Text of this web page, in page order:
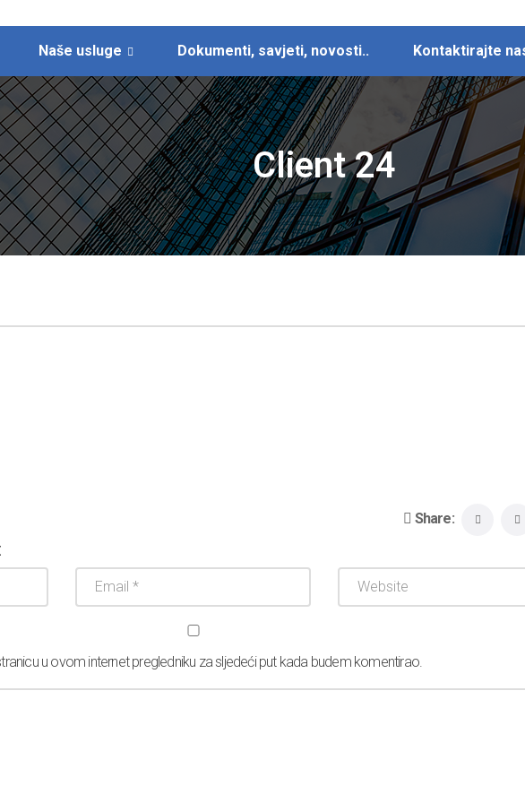
Naše usluge Dokumenti, savjeti, novosti.. Kontaktirajte
Client 24
Share:
u ovom internet pregledniku za sljedeći put kada budem komentirao.